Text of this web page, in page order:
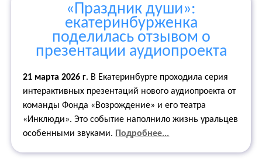
«Праздник души»:
екатеринбурженка
поделилась отзывом о
презентации аудиопроекта
21 марта 2026 г. В Екатеринбурге проходила серия
интерактивных презентаций нового аудиопроекта от
команды Фонда «Возрождение» и его театра
«Инклюди». Это событие наполнило жизнь уральцев
особенными звуками. Подробнее...